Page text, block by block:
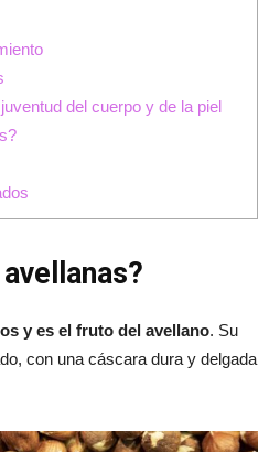
del cuerpo y de la piel
y es el fruto del avellano. Su
con una cáscara dura y delgada